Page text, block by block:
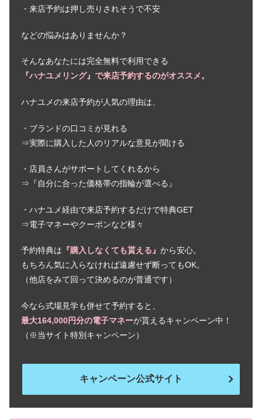
ロイヤルアッシャー愛用の芸能人！年
グッチの年齢層は？結婚指輪つけてる
芸能人や対象年齢も
用！おしゃれ人気ブランド10選
ブシュロンの結婚指輪つけてる芸能
人！年齢層や対象年齢も
ハリーウィンストンの結婚指輪・婚約
銀座ダイヤモンドシライシの年齢層！
エステールの年齢層は？つけてる芸能
・来店予約は押し売りされそうで不安
などの悩みはありませんか？
そんなあなたには完全無料で利用できる
『ハナユメリング』で来店予約するのがオススメ。
ハナユメの来店予約が人気の理由は、
・ブランドの口コミが見れる
⇒実際に購入した人のリアルな意見が聞ける
・店員さんがサポートしてくれるから
⇒『自分に合った価格帯の指輪が選べる』
・ハナユメ経由で来店予約するだけで特典GET
⇒電子マネーやクーポンなど様々
予約特典は 『購入しなくても貰える』 から安心。
もちろん気に入らなければ遠慮せず断ってもOK。
（他店をみて回って決めるのが普通です）
今なら式場見学も併せて予約すると、
最大164,000円分の電子マネーが貰えるキャンペーン中！
（※当サイト特別キャンペーン）
キャンペーン公式サイト